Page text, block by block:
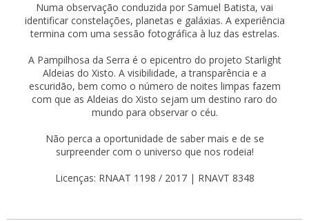
Numa observação conduzida por Samuel Batista, vai
identificar constelações, planetas e galáxias. A experiência
termina com uma sessão fotográfica à luz das estrelas.
A Pampilhosa da Serra é o epicentro do projeto Starlight
Aldeias do Xisto. A visibilidade, a transparência e a
escuridão, bem como o número de noites limpas fazem
com que as Aldeias do Xisto sejam um destino raro do
mundo para observar o céu.
Não perca a oportunidade de saber mais e de se
surpreender com o universo que nos rodeia!
Licenças: RNAAT 1198 / 2017 | RNAVT 8348